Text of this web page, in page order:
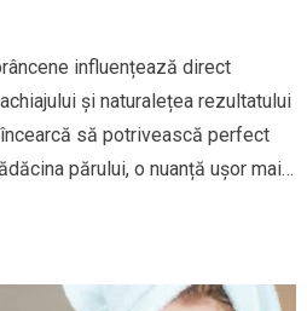
influențează direct
și naturalețea rezultatului
să potrivească perfect
părului, o nuanță ușor mai…